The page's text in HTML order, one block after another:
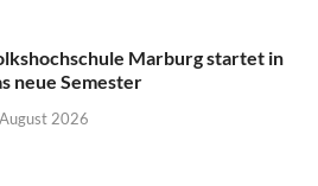
Marburg startet in
neue Semester
2026